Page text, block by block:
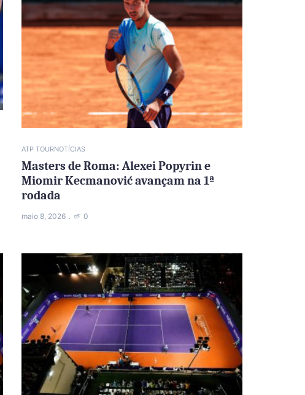
ATP TOURNOTÍCIAS
Masters de Roma: Alexei Popyrin e
Miomir Kecmanović avançam na 1ª
rodada
maio 8, 2026 0